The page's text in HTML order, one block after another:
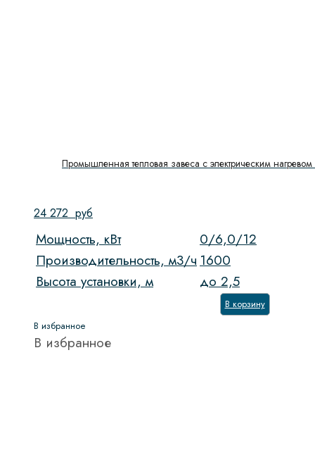
Промышленная тепловая завеса с электрическим
24 272 руб
Мощность, кВт
0/6,0/12
Производительность, м3/ч 1600
Высота установки, м
до 2,5
В корзину
В избранное
В избранное